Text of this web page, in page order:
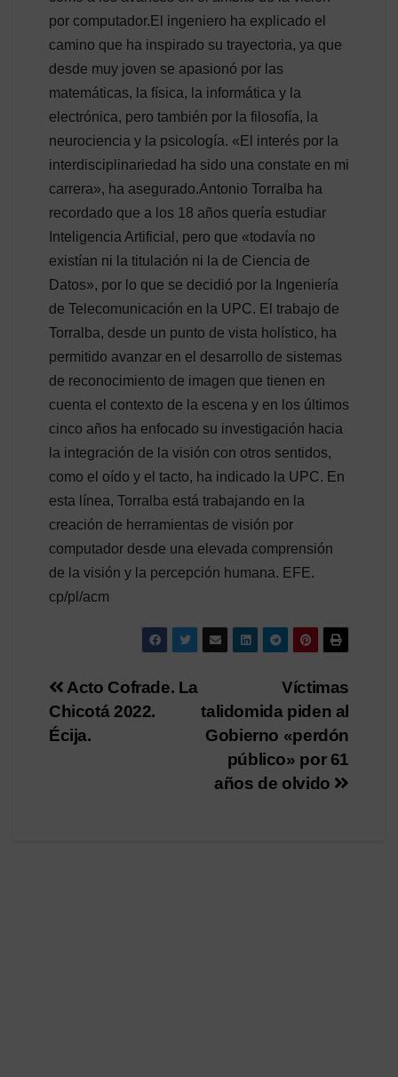
por computador.El ingeniero ha explicado el
camino que ha inspirado su trayectoria, ya que
desde muy joven se apasionó por las
matemáticas, la física, la informática y la
electrónica, pero también por la filosofía, la
neurociencia y la psicología. «El interés por la
interdisciplinariedad ha sido una constate en mi
carrera», ha asegurado.Antonio Torralba ha
recordado que a los 18 años quería estudiar
Inteligencia Artificial, pero que «todavía no
existían ni la titulación ni la de Ciencia de
Datos», por lo que se decidió por la Ingeniería
de Telecomunicación en la UPC. El trabajo de
Torralba, desde un punto de vista holístico, ha
permitido avanzar en el desarrollo de sistemas
de reconocimiento de imagen que tienen en
cuenta el contexto de la escena y en los últimos
cinco años ha enfocado su investigación hacia
la integración de la visión con otros sentidos,
como el oído y el tacto, ha indicado la UPC. En
esta línea, Torralba está trabajando en la
creación de herramientas de visión por
computador desde una elevada comprensión
de la visión y la percepción humana. EFE.
cp/pl/acm
Navegación
de
Víctimas
talidomida piden al
Gobierno «perdón
público» por 61
años de olvido
Acto Cofrade. La
Chicotá 2022.
Écija.